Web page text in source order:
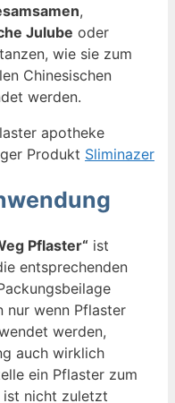
,
Julube oder
wie sie zum
Chinesischen
werden.
Produkt Sliminazer
Pflaster“ ist
entsprechenden
nur wenn Pflaster
werden,
auch wirklich
ein Pflaster zum
ist nicht zuletzt